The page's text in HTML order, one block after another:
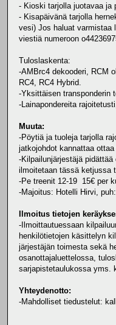
- Kioski tarjolla juotavaa ja
- Kisapäivänä tarjolla
vesi) Jos haluat varmistaa
viestiä numeroon
Tuloslaskenta:
-AMBrc4 dekooderi, RCM
RC4, RC4 Hybrid.
-Yksittäisen transponderin
-Lainapondereita
Muuta:
-Pöytiä ja tuoleja tarjolla
jatkojohdot kannattaa ottaa
-Kilpailunjärjestäjä
ilmoitetaan tässä ketjussa
-Pe treenit 12-19 15€ per
-Majoitus: Hotelli Hirvi,
Ilmoitus tietojen
-Ilmoittautuessaan
henkilötietojen käsittelyn
järjestäjän toimesta sekä
osanottajaluettelossa,
sarjapistetaulukossa yms.
Yhteydenotto:
-Mahdolliset tiedustelut: